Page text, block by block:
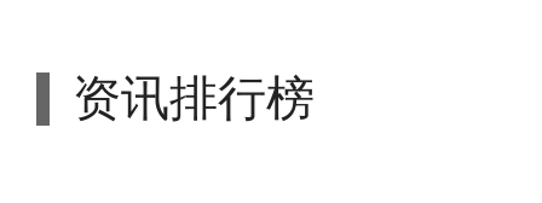
资讯排行榜